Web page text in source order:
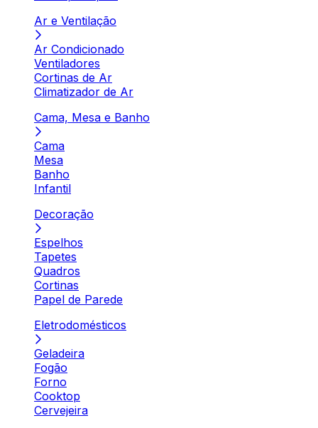
Ar e Ventilação
Ar Condicionado
Ventiladores
Cortinas de Ar
Climatizador de Ar
Cama, Mesa e Banho
Cama
Mesa
Banho
Infantil
Decoração
Espelhos
Tapetes
Quadros
Cortinas
Papel de Parede
Eletrodomésticos
Geladeira
Fogão
Forno
Cooktop
Cervejeira